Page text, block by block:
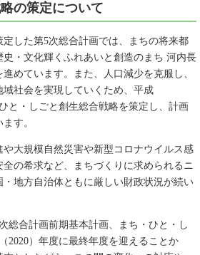
の策定について
した第5次総合計画では、まちの将来都
・文化輝くふれあいと創造のまち 河内長
めています。また、人口減少を克服し、
社会を実現していくため、平成
と・しごと創生総合戦略を策定し、計画
す。
大規模自然災害や新型コロナウイルス感
の希求など、まちづくりに求められるニ
地方自治体ともに厳しい財政状況が続い
総合計画前期基本計画、まち・ひと・し
2020）年度に最終年度を迎えることか